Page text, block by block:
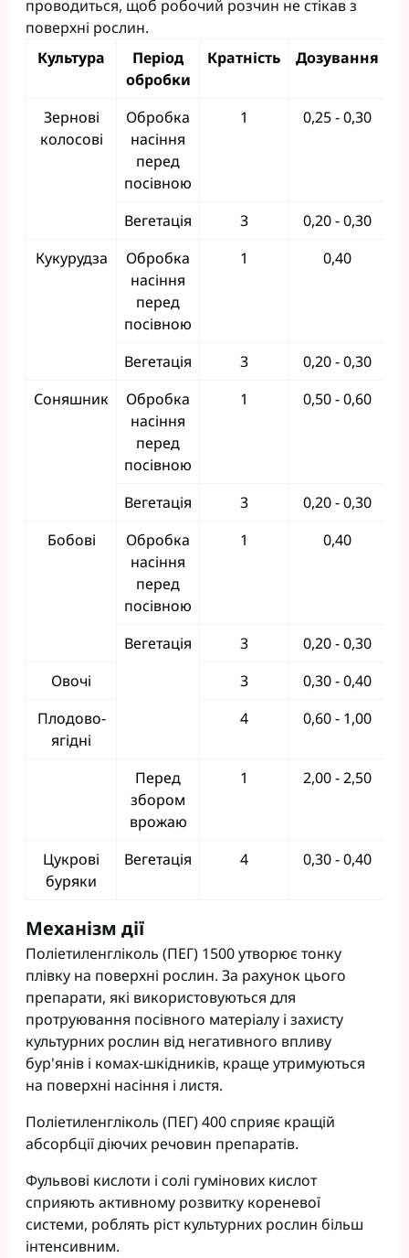
проводиться, щоб робочий розчин не стікав з
поверхні рослин.
Культура
Період
обробки
Кратність Дозування
Зернові
колосові
Обробка
насіння
перед
посівною
1 0,25 - 0,30
Вегетація 3
0,20 - 0,30
Кукурудза
Обробка
насіння
перед
посівною
1 0,40
Вегетація 3
0,20 - 0,30
Соняшник
Обробка
насіння
перед
посівною
1 0,50 - 0,60
Вегетація 3
0,20 - 0,30
Бобові
Обробка
насіння
перед
посівною
1 0,40
Вегетація 3
0,20 - 0,30
Овочі
3
0,30 - 0,40
Плодово-
ягідні
4 0,60 - 1,00
Перед
збором
врожаю
1 2,00 - 2,50
Цукрові
буряки
Вегетація 4 0,30 - 0,40
Механізм дії
Поліетиленгліколь (ПЕГ) 1500 утворює тонку
плівку на поверхні рослин. За рахунок цього
препарати, які використовуються для
протруювання посівного матеріалу і захисту
культурних рослин від негативного впливу
бур'янів і комах-шкідників, краще утримуються
на поверхні насіння і листя.
Поліетиленгліколь (ПЕГ) 400 сприяє кращій
абсорбції діючих речовин препаратів.
Фульвові кислоти і солі гумінових кислот
сприяють активному розвитку кореневої
системи, роблять ріст культурних рослин більш
інтенсивним.